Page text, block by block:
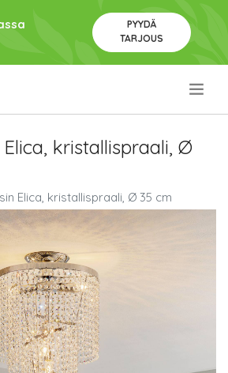
PYYDÄ
TARJOUS
kristallispraali, Ø
Elica, kristallispraali, Ø 35 cm